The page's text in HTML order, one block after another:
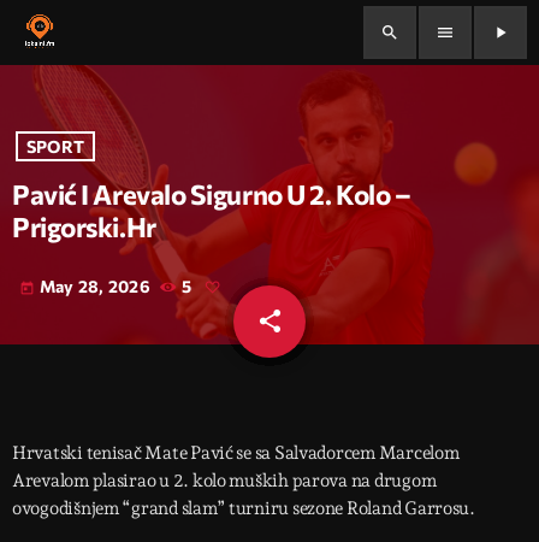
search menu play_arrow
SPORT
Pavić I Arevalo Sigurno U 2. Kolo –
Prigorski.hr
today May 28, 2026 5
share
email
Hrvatski tenisač Mate Pavić se sa Salvadorcem Marcelom
Arevalom plasirao u 2. kolo muških parova na drugom
ovogodišnjem “grand slam” turniru sezone Roland Garrosu.